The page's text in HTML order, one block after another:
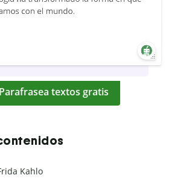
Parafrasea textos gratis
Kahlo